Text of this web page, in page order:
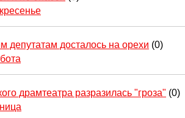
депутатам досталось на орехи (0)
драмтеатра разразилась "гроза" (0)